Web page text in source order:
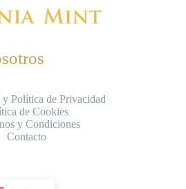
Política de Privacidad
de Cookies
y Condiciones
Contacto